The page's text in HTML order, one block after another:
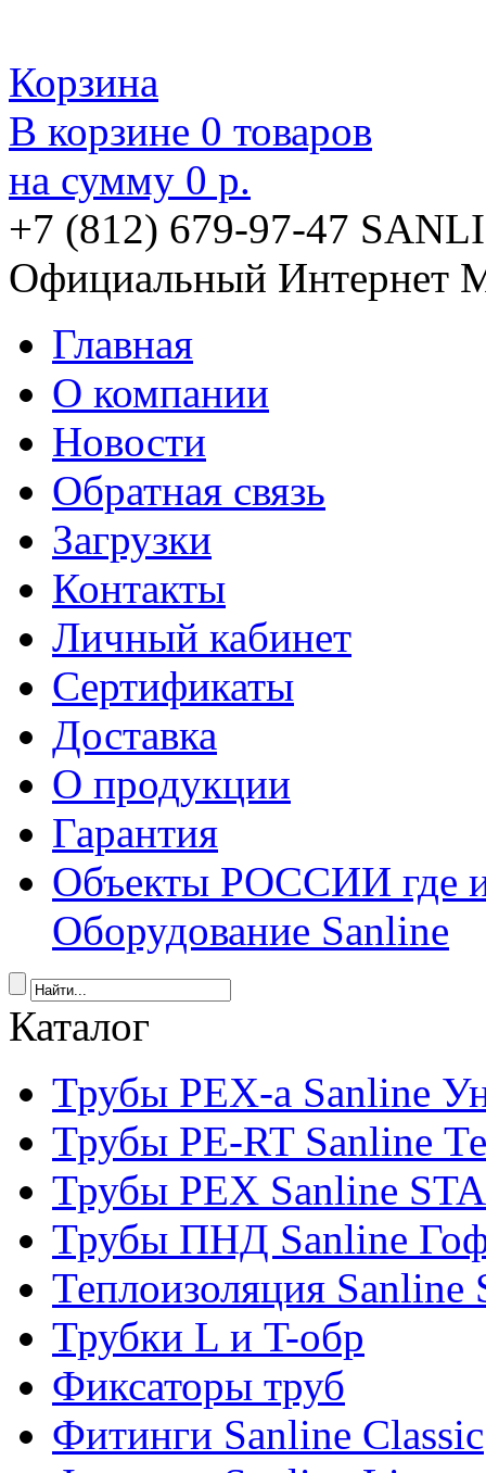
Корзина
В корзине 0 товаров
на сумму 0 р.
+7 (812) 679-97-47
Официальный Интернет
Главная
О компании
Новости
Обратная связь
Загрузки
Контакты
Личный кабинет
Сертификаты
Доставка
О продукции
Гарантия
Объекты РОССИИ где
Оборудование Sanline
Каталог
Трубы PEX-a Sanline
Трубы PE-RT Sanline
Трубы PEX Sanline
Трубы ПНД Sanline
Теплоизоляция Sanline
Трубки L и T-обр
Фиксаторы труб
Фитинги Sanline Classic